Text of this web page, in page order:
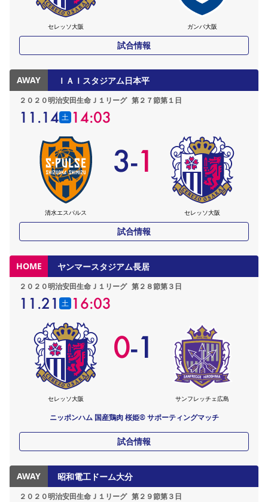
セレッソ大阪 ガンバ大阪
試合情報
AWAY ＩＡＩスタジアム日本平
２０２０明治安田生命Ｊ１リーグ 第２７節第１日
11.14 土 14:03
清水エスパルス
3-1
セレッソ大阪
試合情報
HOME ヤンマースタジアム長居
２０２０明治安田生命Ｊ１リーグ 第２８節第３日
11.21 土 16:03
セレッソ大阪
0-1
サンフレッチェ広島
ニッポンハム 国産鶏肉 桜姫®︎ サポーティングマッチ
試合情報
AWAY 昭和電工ドーム大分
２０２０明治安田生命Ｊ１リーグ 第２９節第３日